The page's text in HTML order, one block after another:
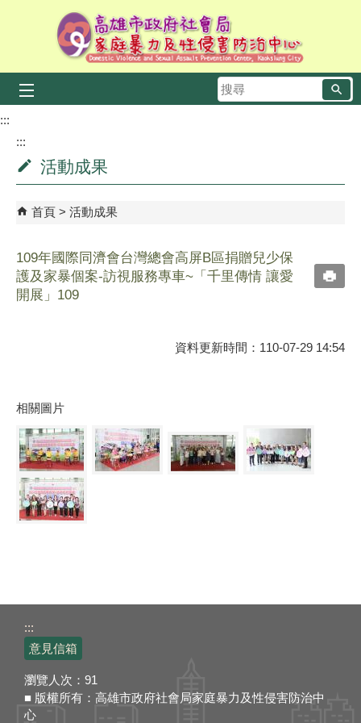
跳到主要內容區塊
搜
尋
:::
:::
活動成果
首頁 活動成果
109年國際同濟會台灣總會高屏B區捐贈兒少保
護及家暴個案-訪視服務專車~「千里傳情 讓愛
開展」109
資料更新時間：110-07-29 14:54
相關圖片
:::
意見信箱
瀏覽人次： 91
■ 版權所有：高雄市政府社會局家庭暴力及性侵害防治中
心